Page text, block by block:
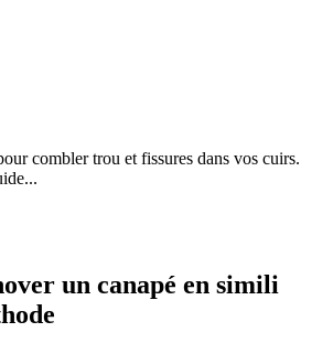
combler trou et fissures dans vos cuirs.
un canapé en simili